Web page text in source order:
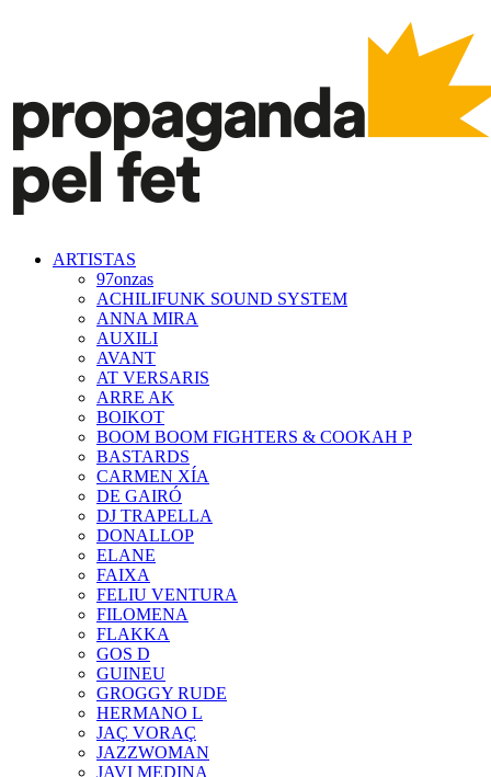
ARTISTAS
97onzas
ACHILIFUNK SOUND SYSTEM
ANNA MIRA
AUXILI
AVANT
AT VERSARIS
ARRE AK
BOIKOT
BOOM BOOM FIGHTERS & COOKAH P
BASTARDS
CARMEN XÍA
DE GAIRÓ
DJ TRAPELLA
DONALLOP
ELANE
FAIXA
FELIU VENTURA
FILOMENA
FLAKKA
GOS D
GUINEU
GROGGY RUDE
HERMANO L
JAÇ VORAÇ
JAZZWOMAN
JAVI MEDINA